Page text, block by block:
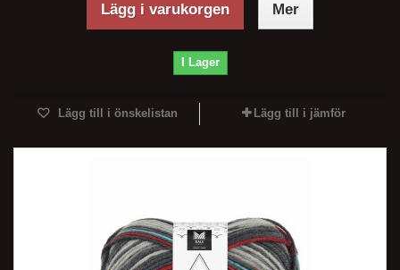
Lägg i varukorgen Mer
I Lager
Lägg till i önskelistan Lägg till i jämför